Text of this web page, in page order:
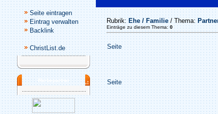
Seite eintragen
Eintrag verwalten
Backlink
ChristList.de
Werbepartner
Rubrik: Ehe / Familie/ Thema:
Einträge zu diesem Thema:0
Seite
Seite